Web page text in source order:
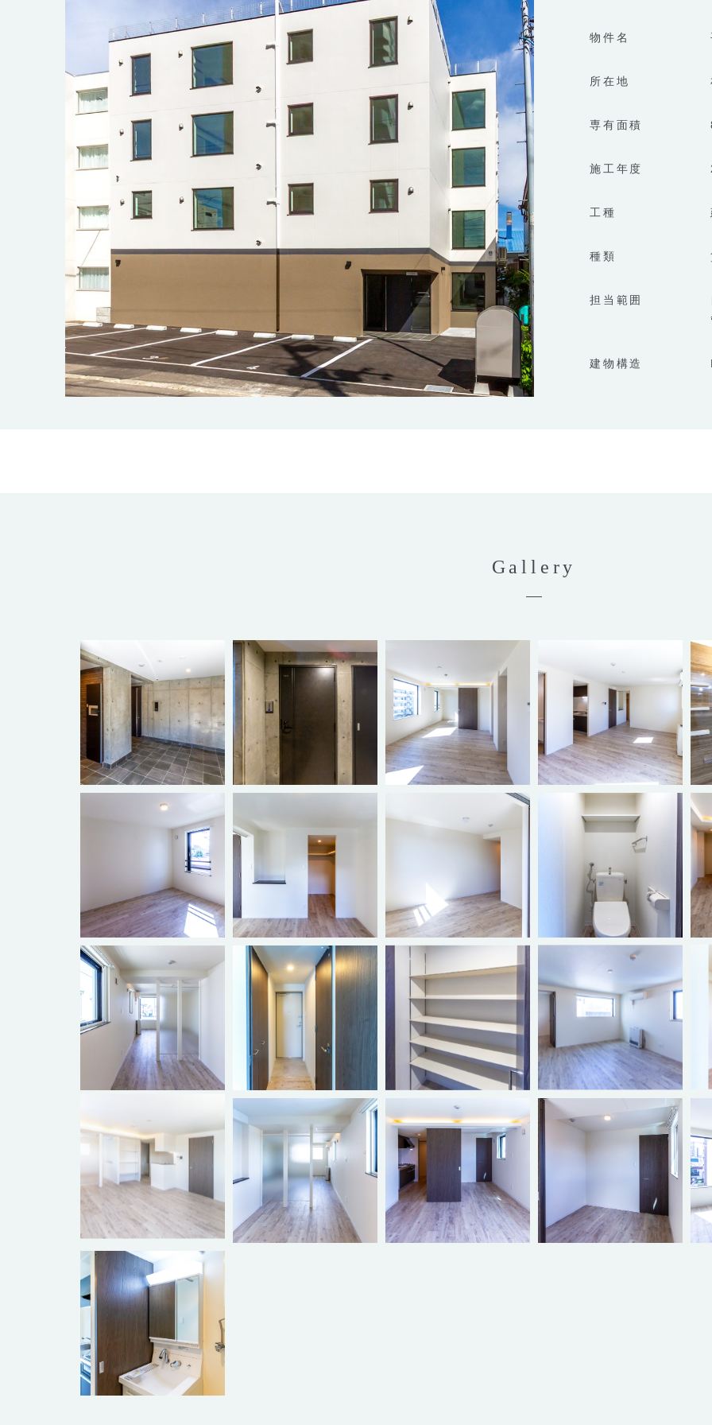
物件名
所在地
専有面積
施工年度
工種
種類
担当範囲
建物構造
Gallery